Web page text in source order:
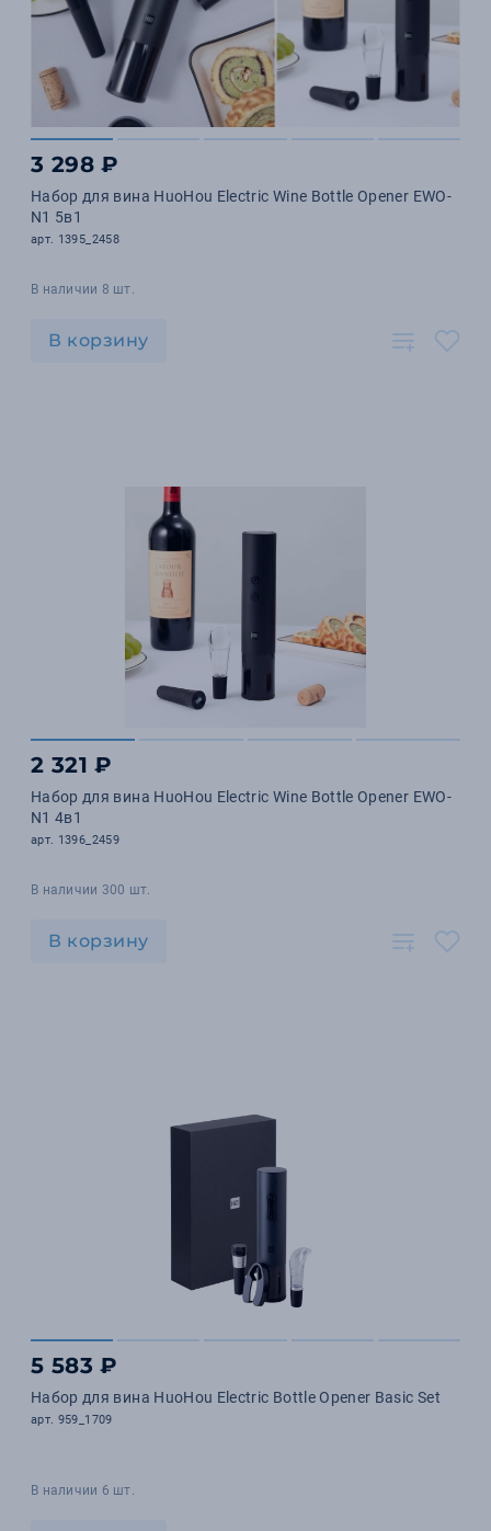
3 298 ₽
Набор для вина HuoHou Electric Wine Bottle Opener EWO-
N1 5в1
арт. 1395_2458
В наличии 8 шт.
В корзину
2 321 ₽
Набор для вина HuoHou Electric Wine Bottle Opener EWO-
N1 4в1
арт. 1396_2459
В наличии 300 шт.
В корзину
5 583 ₽
Набор для вина HuoHou Electric Bottle Opener Basic Set
арт. 959_1709
В наличии 6 шт.